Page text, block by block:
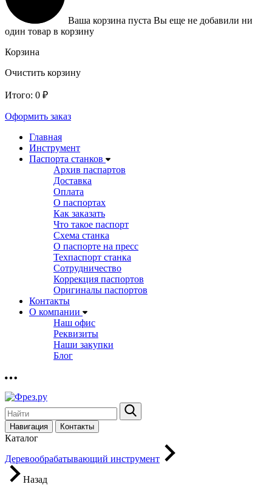
Ваша корзина пуста Вы еще не добавили ни
один товар в корзину
Корзина
Очистить корзину
Итого: 0 ₽
Оформить заказ
Главная
Инструмент
Паспорта станков
Архив паспартов
Доставка
Оплата
О паспортах
Как заказать
Что такое паспорт
Схема станка
О паспорте на пресс
Техпаспорт станка
Сотрудничество
Коррекция паспортов
Оригиналы паспортов
Контакты
О компании
Наш офис
Реквизиты
Наши закупки
Блог
Навигация Контакты
Каталог
Деревообрабатывающий инструмент
Назад